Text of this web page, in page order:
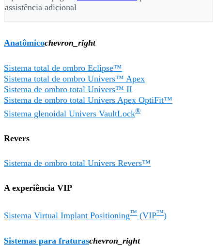
assistência adicional
Anatômicochevron_right
Sistema total de ombro Eclipse™
Sistema total de ombro Univers™ Apex
Sistema de ombro total Univers™ II
Sistema de ombro total Univers Apex OptiFit™
Sistema glenoidal Univers VaultLock®
Revers
Sistema de ombro total Univers Revers™
A experiência VIP
Sistema Virtual Implant Positioning™ (VIP™)
Sistemas para fraturaschevron_right